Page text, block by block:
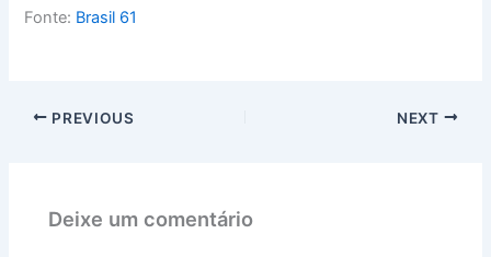
Fonte: Brasil 61
PREVIOUS NEXT
Deixe um comentário